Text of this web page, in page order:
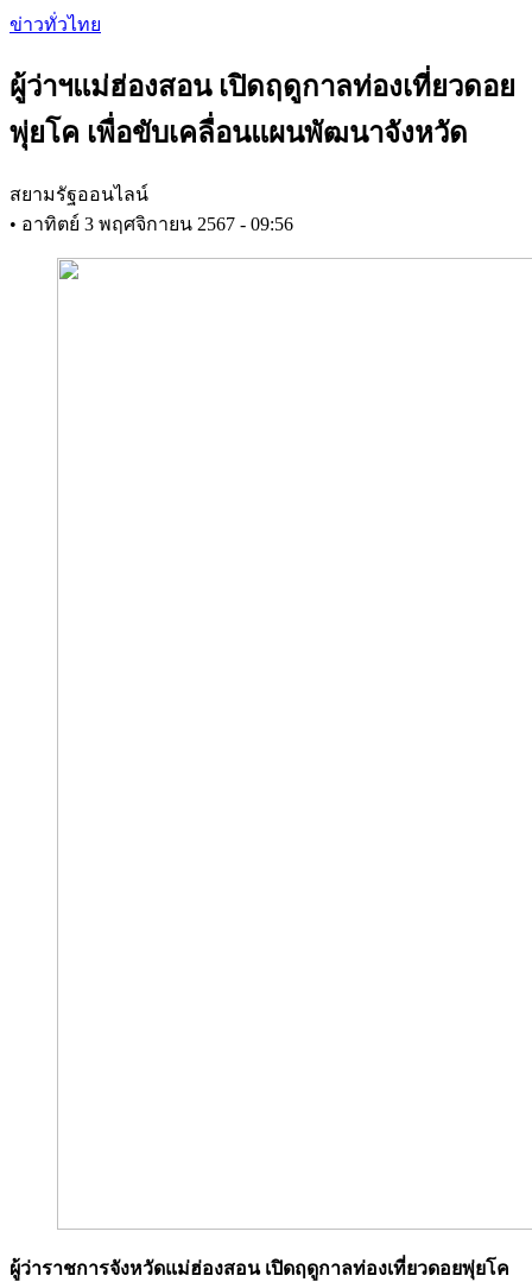
Skip
content
ข่าวทั่วไทย
ผู้ว่าฯแม่ฮ่องสอน เปิดฤดูกาลท่องเที่ยวดอย
พุ่ยโค เพื่อขับเคลื่อนแผนพัฒนาจังหวัด
สยามรัฐออนไลน์
• อาทิตย์ 3 พฤศจิกายน 2567 - 09:56
ผู้ว่าราชการจังหวัดแม่ฮ่องสอน เปิดฤดูกาลท่องเที่ยวดอยพุ่ยโค